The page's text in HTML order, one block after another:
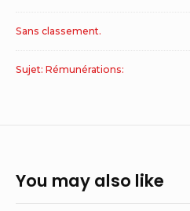
Sans classement.
Sujet: Rémunérations:
You may also like